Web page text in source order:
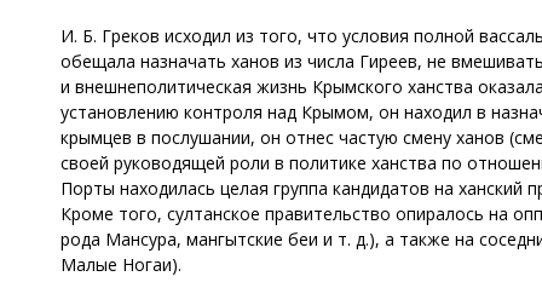
И. Б. Греков исходил из того, что условия полной
обещала назначать ханов из числа Гиреев, не
и внешнеполитическая жизнь Крымского ханства
установлению контроля над Крымом, он находил в
крымцев в послушании, он отнес частую смену ханов
своей руководящей роли в политике ханства по
Порты находилась целая группа кандидатов на ханский
Кроме того, султанское правительство опиралось на
рода Мансура, мангытские беи и т. д.), а также на
Малые Ногаи).